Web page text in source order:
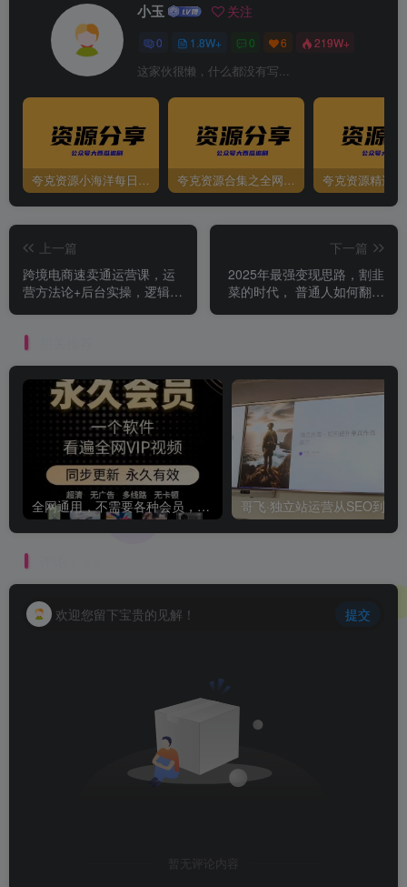
小玉 关注
0 1.8W+ 0 6 219W+
这家伙很懒，什么都没有写...
夸克资源小海洋每日更新资源大汇总（持续更新） 夸克资源合集之全网影视 夸克资源精选
上一篇
跨境电商速卖通运营课，​运
营方法论+后台实操，逻辑清
下一篇
2025年最强变现思路，割韭
菜的时代， 普通人如何翻身
全网通用，不需要各种会员，再也不缺电影看！！
欢迎您留下宝贵的见解！ 提交
暂无评论内容